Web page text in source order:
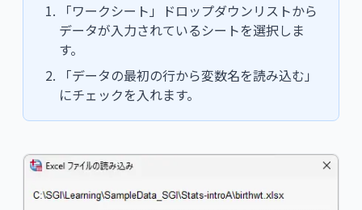
「ワークシート」ドロップダウンリストから
データが入力されているシートを選択しま
す。
「データの最初の行から変数名を読み込む」
にチェックを入れます。